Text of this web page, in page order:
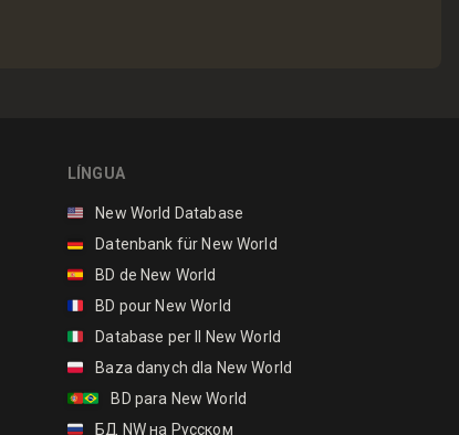
LÍNGUA
🇺🇸
New World Database
🇩🇪
Datenbank für New World
🇪🇸
BD de New World
🇫🇷
BD pour New World
🇮🇹
Database per Il New World
🇵🇱
Baza danych dla New World
🇵🇹🇧🇷
BD para New World
🇷🇺
БД NW на Русском